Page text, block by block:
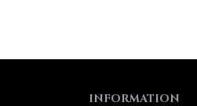
INFORMATION